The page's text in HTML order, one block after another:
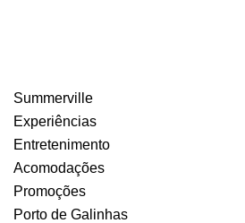
Summerville
Experiências
Entretenimento
Acomodações
Promoções
Porto de Galinhas